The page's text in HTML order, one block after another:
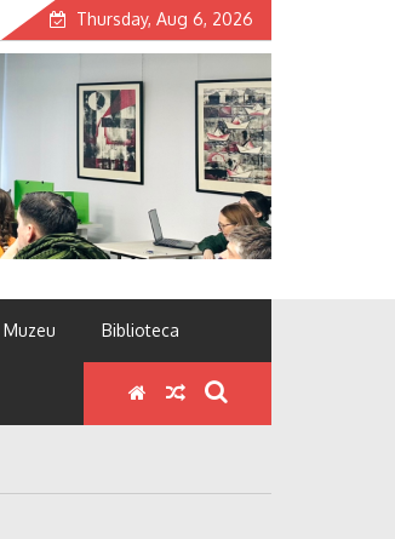
Thursday, Aug 6, 2026
Muzeu Biblioteca